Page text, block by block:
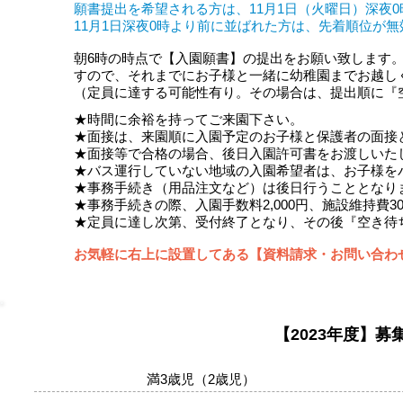
願書提出を希望される方は、11月1日（火曜日）深夜
11月1日深夜0時より前に並ばれた方は、先着順位が
朝6時の時点で【入園願書】の提出をお願い致します
すので、それまでにお子様と一緒に幼稚園までお越し
（定員に達する可能性有り。その場合は、提出順に
★時間に余裕を持ってご来園下さい。
★面接は、来園順に入園予定のお子様と保護者の面
★面接等で合格の場合、後日入園許可書をお渡しい
★バス運行していない地域の入園希望者は、お子様
★事務手続き（用品注文など）は後日行うこととなり
★事務手続きの際、入園手数料2,000円、施設維持費
★定員に達し次第、受付終了となり、その後『空き
お気軽に右上に設置してある【資料請求・お問い合
【2023年度】
​満3歳児（2歳児）